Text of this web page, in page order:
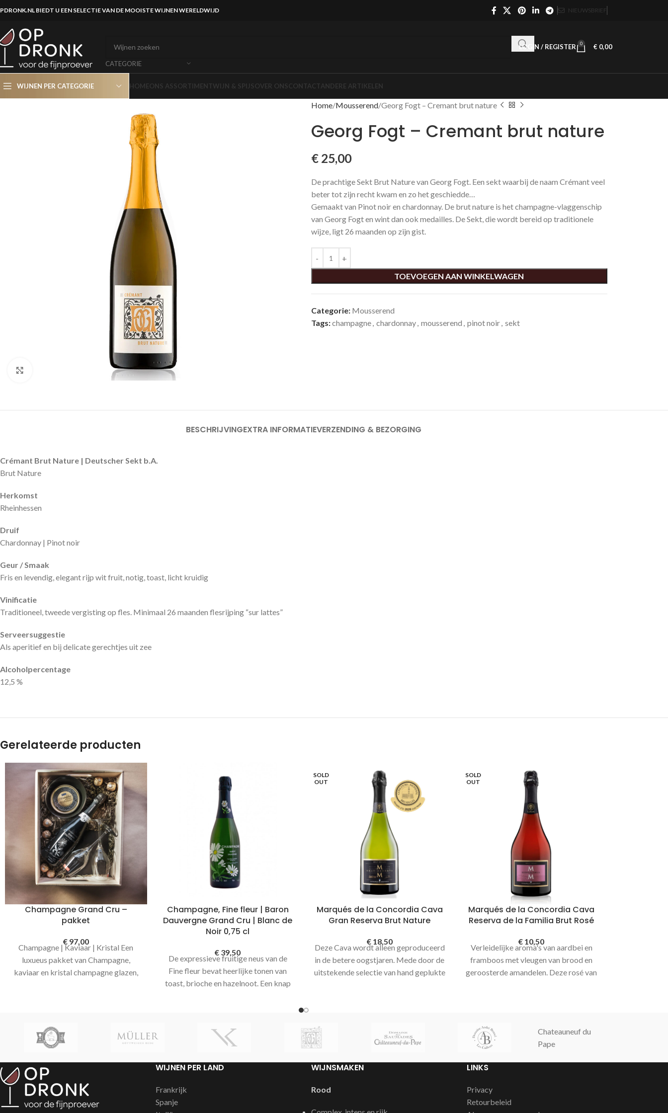
BIEDT U EEN SELECTIE VAN DE MOOISTE WIJNEN WERELDWIJD NIEUWSBRIEF
CATEGORIE
LOGIN / REGISTER 0 € 0,00
WIJNEN PER CATEGORIE HOMEONS ASSORTIMENTWIJN & SPIJSOVER ONSCONTACTANDERE ARTIKELEN
Home Mousserend Georg Fogt – Cremant brut nature
Georg Fogt – Cremant brut nature
€25,00
De prachtige Sekt Brut Nature van Georg Fogt. Een sekt waarbij de naam Crémant veel
beter tot zijn recht kwam en zo het geschiedde…
Gemaakt van Pinot noir en chardonnay. De brut nature is het champagne-vlaggenschip
van Georg Fogt en wint dan ook medailles. De Sekt, die wordt bereid op traditionele
wijze, ligt 26 maanden op zijn gist.
TOEVOEGEN AAN WINKELWAGEN
Categorie: Mousserend
Tags:champagne, chardonnay, mousserend , pinot noir, sekt
BESCHRIJVINGEXTRA INFORMATIEVERZENDING & BEZORGING
Crémant Brut Nature | Deutscher Sekt b.A.
Brut Nature
Herkomst
Rheinhessen
Druif
Chardonnay | Pinot noir
Geur / Smaak
Fris en levendig, elegant rijp wit fruit, notig, toast, licht kruidig
Vinificatie
Traditioneel, tweede vergisting op fles. Minimaal 26 maanden flesrijping “sur lattes”
Serveersuggestie
Als aperitief en bij delicate gerechtjes uit zee
Alcoholpercentage
12,5 %
Gerelateerde producten
Champagne Grand Cru –
pakket
€97,00
Champagne | Kaviaar | Kristal Een
luxueus pakket van Champagne,
kaviaar en kristal champagne glazen,
Champagne, Fine fleur | Baron
Dauvergne Grand Cru | Blanc de
Noir 0,75 cl
€ 39,50
De expressieve fruitige neus van de
Fine fleur bevat heerlijke tonen van
toast, brioche en hazelnoot. Een knap
aantrekkelijke typische blanc de noir,
lichte zalmkleur en overheerlijke
om te schenken. Door de familie Baron
in de beste oogstjaren geproduceerd.
SOLD
OUT
Marqués de la Concordia Cava
Gran Reserva Brut Nature
€18,50
Deze Cava wordt alleen geproduceerd
in de betere oogstjaren. Mede door de
uitstekende selectie van hand geplukte
de grond.
SOLD
OUT
Marqués de la Concordia Cava
Reserva de la Familia Brut Rosé
€ 10,50
Verleidelijke aroma's van aardbei en
framboos met vleugen van brood en
geroosterde amandelen. Deze rosé van
Chateauneuf du
Pape
WIJNEN PER LAND
Frankrijk
Spanje
WIJNSMAKEN
Rood
LINKS
Privacy
Retourbeleid